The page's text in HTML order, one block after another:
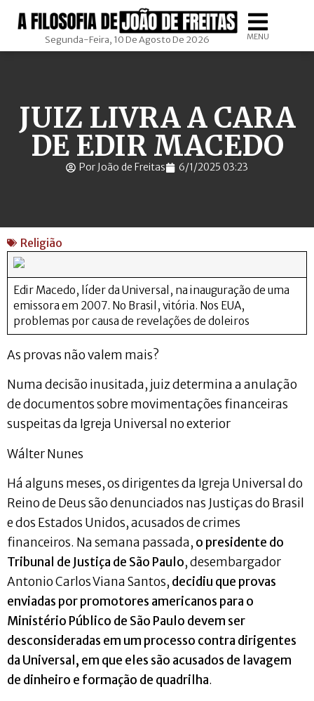
Segunda-Feira, 10 De Agosto De 2026 MENU
JUIZ LIVRA A CARA
DE EDIR MACEDO
Por João de Freitas 6/1/2025 03:23
Religião
Edir Macedo, líder da Universal, na inauguração de uma
emissora em 2007. No Brasil, vitória. Nos EUA,
problemas por causa de revelações de doleiros
As provas não valem mais?
Numa decisão inusitada, juiz determina a anulação
de documentos sobre movimentações financeiras
suspeitas da Igreja Universal no exterior
Wálter Nunes
Há alguns meses, os dirigentes da Igreja Universal do
Reino de Deus são denunciados nas Justiças do Brasil
e dos Estados Unidos, acusados de crimes
financeiros. Na semana passada, o presidente do
Tribunal de Justiça de São Paulo, desembargador
Antonio Carlos Viana Santos, decidiu que provas
enviadas por promotores americanos para o
Ministério Público de São Paulo devem ser
desconsideradas em um processo contra dirigentes
da Universal, em que eles são acusados de lavagem
de dinheiro e formação de quadrilha.